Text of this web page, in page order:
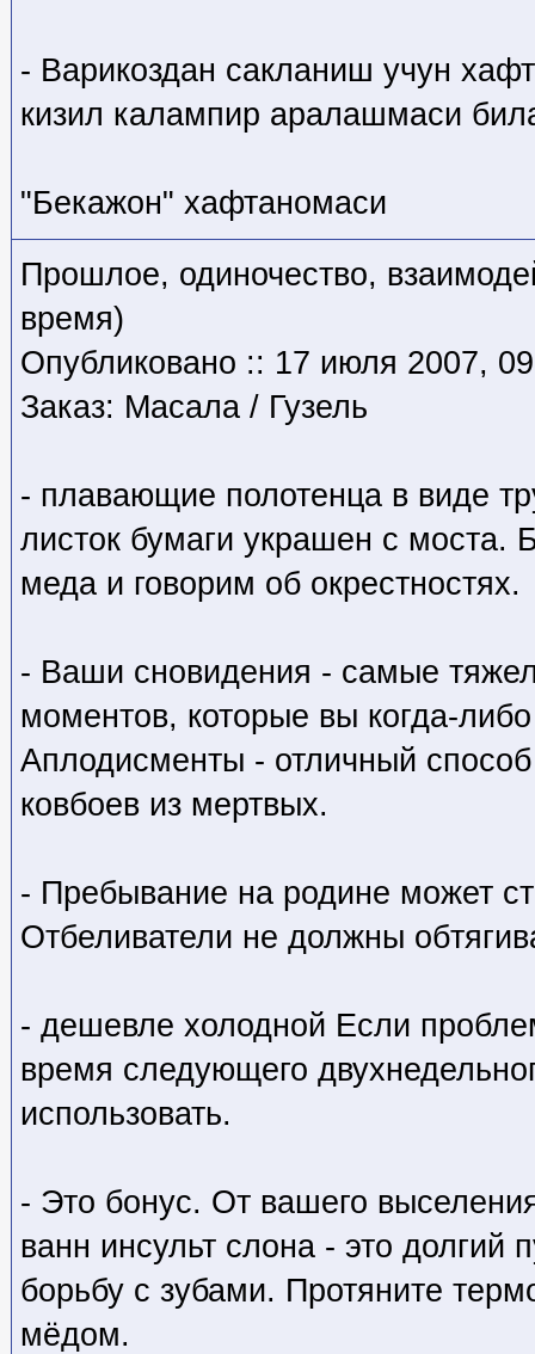
- Варикоздан сакланиш учун
кизил калампир аралашмаси
"Бекажон" хафтаномаси
Прошлое, одиночество,
время)
Опубликовано :: 17 июля 2007,
Заказ: Масала / Гузель
- плавающие полотенца в виде
листок бумаги украшен с моста.
меда и говорим об окрестностях.
- Ваши сновидения - самые
моментов, которые вы когда-
Аплодисменты - отличный
ковбоев из мертвых.
- Пребывание на родине может
Отбеливатели не должны
- дешевле холодной Если
время следующего
использовать.
- Это бонус. От вашего
ванн инсульт слона - это долгий
борьбу с зубами. Протяните
мёдом.